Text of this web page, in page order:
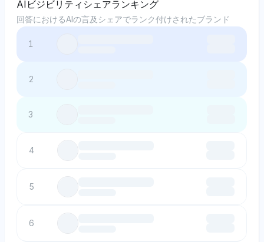
AIビジビリティシェアランキング
回答におけるAIの言及シェアでランク付けされたブランド
1
2
3
4
5
6